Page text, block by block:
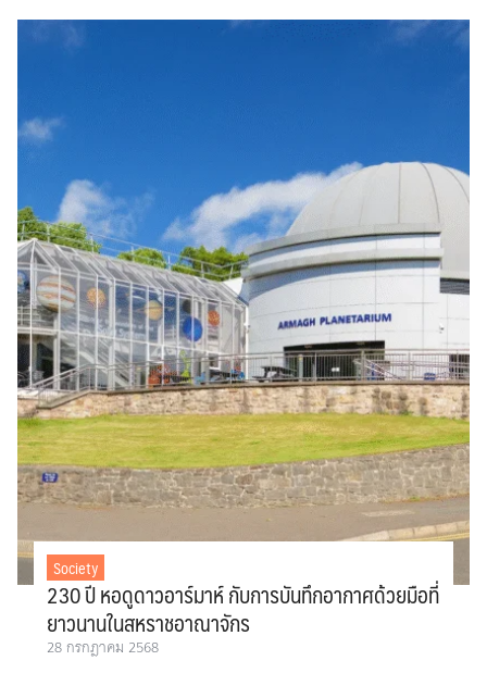
Society
230 ปี หอดูดาวอาร์มาห์ กับการบันทึกอากาศด้วยมือที่
ยาวนานในสหราชอาณาจักร
28 กรกฎาคม 2568